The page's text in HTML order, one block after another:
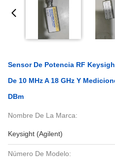
Sensor De Potencia RF
De 10 MHz A 18 GHz Y
DBm
Nombre De La Marca:
Keysight (Agilent)
Número De Modelo: